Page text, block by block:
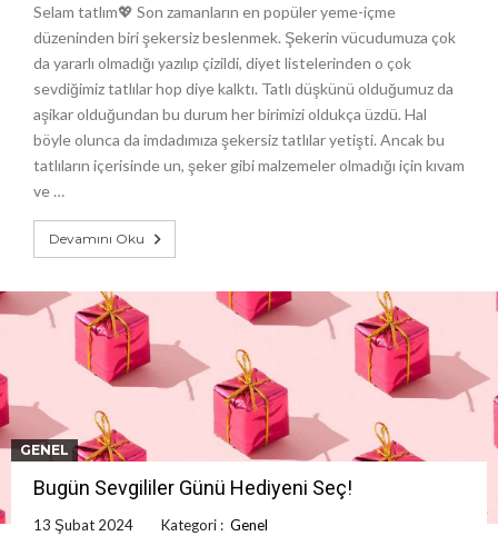
Selam tatlım💖 Son zamanların en popüler yeme-içme
düzeninden biri şekersiz beslenmek. Şekerin vücudumuza çok
da yararlı olmadığı yazılıp çizildi, diyet listelerinden o çok
sevdiğimiz tatlılar hop diye kalktı. Tatlı düşkünü olduğumuz da
aşikar olduğundan bu durum her birimizi oldukça üzdü. Hal
böyle olunca da imdadımıza şekersiz tatlılar yetişti. Ancak bu
tatlıların içerisinde un, şeker gibi malzemeler olmadığı için kıvam
ve …
Devamını Oku
GENEL
Bugün Sevgililer Günü Hediyeni Seç!
13 Şubat 2024 Kategori : Genel